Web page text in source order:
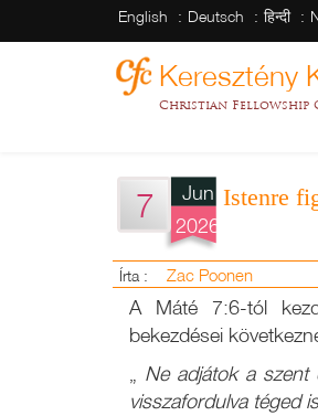
English Deutsch हिन्दी
Keresztény
Christian Fellowship
7
Jun
2026
Istenre
Írta : Zac Poonen
A Máté 7:6-tól
bekezdései
Ne adjátok a szent
visszafordulva téged